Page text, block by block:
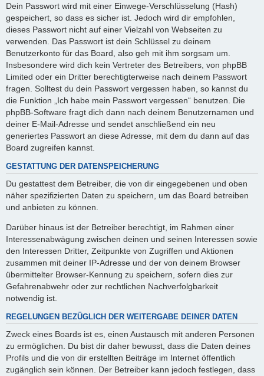
Dein Passwort wird mit einer Einwege-Verschlüsselung (Hash)
gespeichert, so dass es sicher ist. Jedoch wird dir empfohlen,
dieses Passwort nicht auf einer Vielzahl von Webseiten zu
verwenden. Das Passwort ist dein Schlüssel zu deinem
Benutzerkonto für das Board, also geh mit ihm sorgsam um.
Insbesondere wird dich kein Vertreter des Betreibers, von phpBB
Limited oder ein Dritter berechtigterweise nach deinem Passwort
fragen. Solltest du dein Passwort vergessen haben, so kannst du
die Funktion „Ich habe mein Passwort vergessen“ benutzen. Die
phpBB-Software fragt dich dann nach deinem Benutzernamen und
deiner E-Mail-Adresse und sendet anschließend ein neu
generiertes Passwort an diese Adresse, mit dem du dann auf das
Board zugreifen kannst.
GESTATTUNG DER DATENSPEICHERUNG
Du gestattest dem Betreiber, die von dir eingegebenen und oben
näher spezifizierten Daten zu speichern, um das Board betreiben
und anbieten zu können.
Darüber hinaus ist der Betreiber berechtigt, im Rahmen einer
Interessenabwägung zwischen deinen und seinen Interessen sowie
den Interessen Dritter, Zeitpunkte von Zugriffen und Aktionen
zusammen mit deiner IP-Adresse und der von deinem Browser
übermittelter Browser-Kennung zu speichern, sofern dies zur
Gefahrenabwehr oder zur rechtlichen Nachverfolgbarkeit
notwendig ist.
REGELUNGEN BEZÜGLICH DER WEITERGABE DEINER DATEN
Zweck eines Boards ist es, einen Austausch mit anderen Personen
zu ermöglichen. Du bist dir daher bewusst, dass die Daten deines
Profils und die von dir erstellten Beiträge im Internet öffentlich
zugänglich sein können. Der Betreiber kann jedoch festlegen, dass